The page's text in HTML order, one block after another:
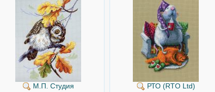
М.П. Студия РТО (RTO Ltd)